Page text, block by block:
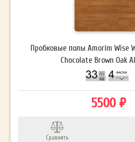
Пробковые полы Amorim Wise
Chocolate Brown Oak
5500 ₽
Сравнить